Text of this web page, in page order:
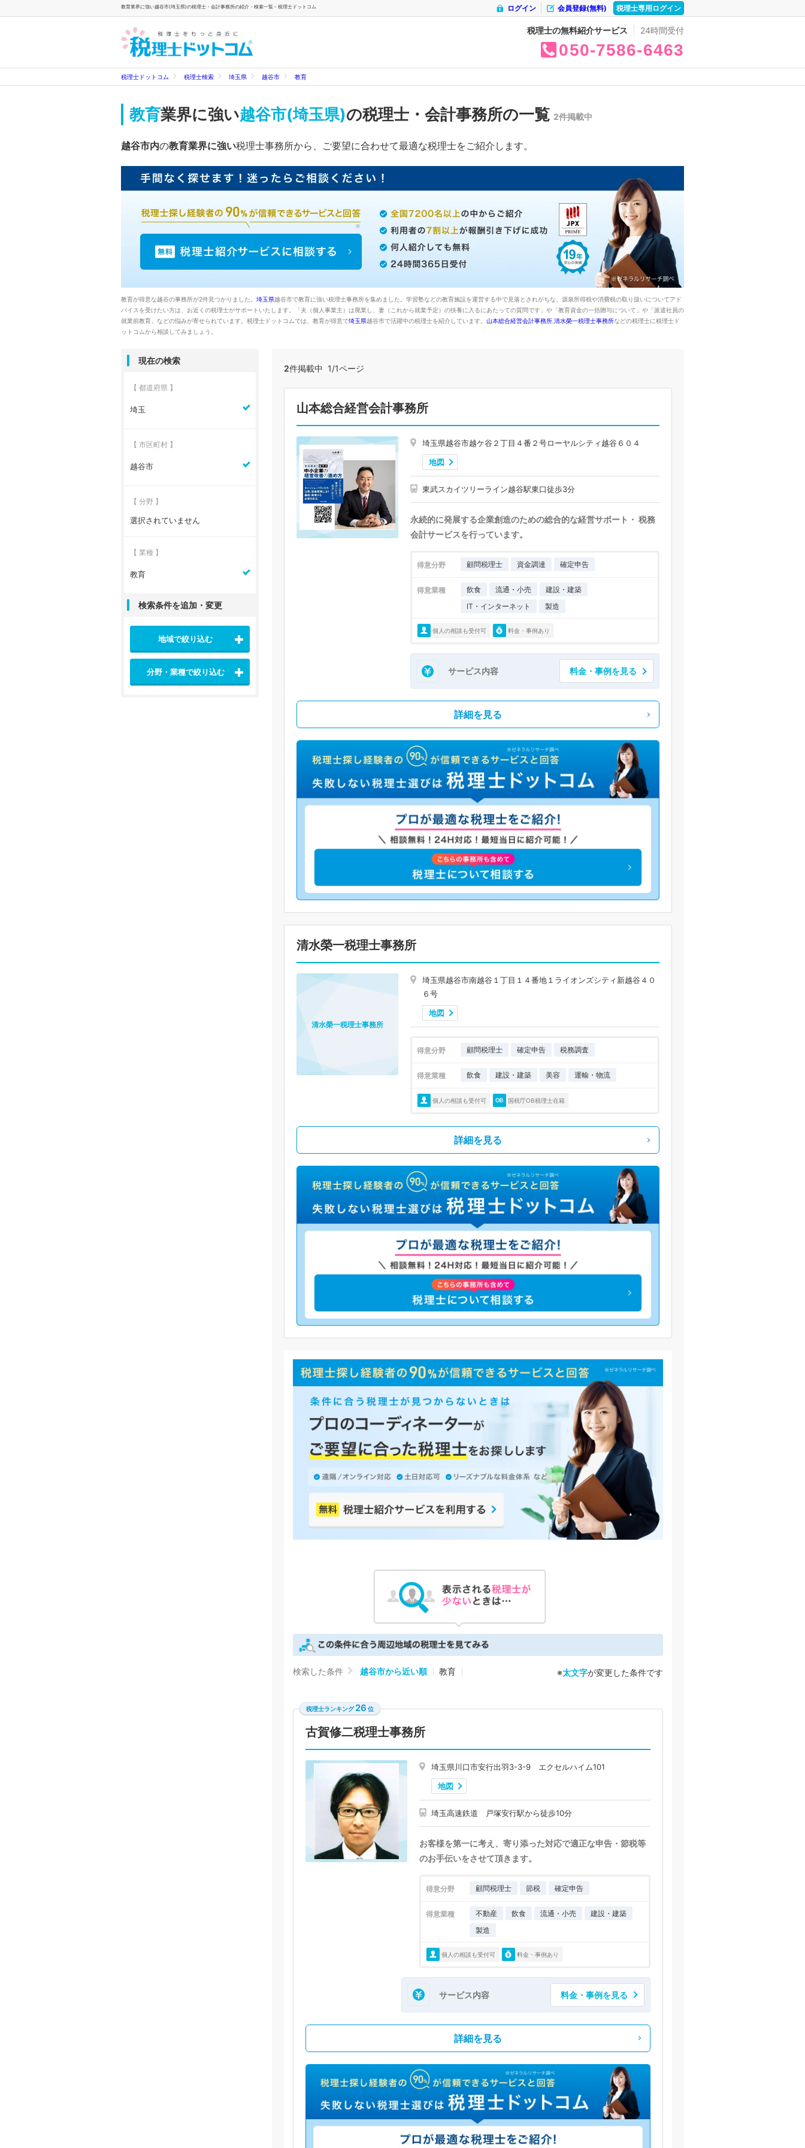
教育業界に強い越谷市(埼玉県)の税理士・会計事務所の紹介・検索一覧 - 税理士ドットコム 税理士専用ログイン
会員登録(無料)
ログイン
税理士の無料紹介サービス 24時間受付
050 7586 6463
税理士ドットコム 税理士検索 埼玉県 越谷市 教育
教育業界に強い越谷市(埼玉県)の税理士・会計事務所の一覧 2件掲載中
越谷市内の教育業界に強い税理士事務所から、ご要望に合わせて最適な税理士をご紹介します。
教育が得意な越谷の事務所が2件見つかりました。 埼玉県越谷市で教育に強い税理士事務所を集めました。学習塾などの教育施設を運営する中で見落とされがちな、源泉所得税や消費税の取り扱いについてアド
バイスを受けたい方は、お近くの税理士がサポートいたします。「夫（個人事業主）は廃業し、妻（これから就業予定）の扶養に入るにあたっての質問です」や「教育資金の一括贈与について」や「派遣社員の
就業前教育」などの悩みが寄せられています。税理士ドットコムでは、教育が得意で埼玉県越谷市で活躍中の税理士を紹介しています。 山本総合経営会計事務所 清水榮一税理士事務所などの税理士に税理士ド
ットコムから相談してみましょう。
2件掲載中 1/1ページ
山本総合経営会計事務所
埼玉県越谷市越ケ谷２丁目４番２号ローヤルシティ越谷６０４
地図
東武スカイツリーライン越谷駅東口徒歩3分
永続的に発展する企業創造のための総合的な経営サポート・ 税務
会計サービスを行っています。
得意分野 顧問税理士 資金調達 確定申告
得意業種 飲食 流通・小売
建設・建築
IT・インターネット
製造
個人の相談も受付可 料金・事例あり
サービス内容 料金・事例を見る
詳細を見る
清水榮一税理士事務所
埼玉県越谷市南越谷１丁目１４番地１ライオンズシティ新越谷４０
６号
地図
得意分野 顧問税理士 確定申告 税務調査
得意業種 飲食 建設・建築 美容 運輸・物流
個人の相談も受付可 国税庁OB税理士在籍
清水榮一税理士事務所
詳細を見る
検索した条件 越谷市から近い順 教育 ※太文字が変更した条件です
税理士ランキング 26 位
古賀修二税理士事務所
埼玉県川口市安行出羽3-3-9 エクセルハイム101
地図
埼玉高速鉄道 戸塚安行駅から徒歩10分
お客様を第一に考え、寄り添った対応で適正な申告・節税等
のお手伝いをさせて頂きます。
得意分野 顧問税理士 節税 確定申告
得意業種 不動産 飲食 流通・小売
建設・建築
製造
個人の相談も受付可 料金・事例あり
サービス内容 料金・事例を見る
詳細を見る
現在の検索
【 都道府県 】
埼玉
【 市区町村 】
越谷市
【 分野 】
選択されていません
【 業種 】
教育
検索条件を追加・変更
地域で絞り込む
分野・業種で絞り込む